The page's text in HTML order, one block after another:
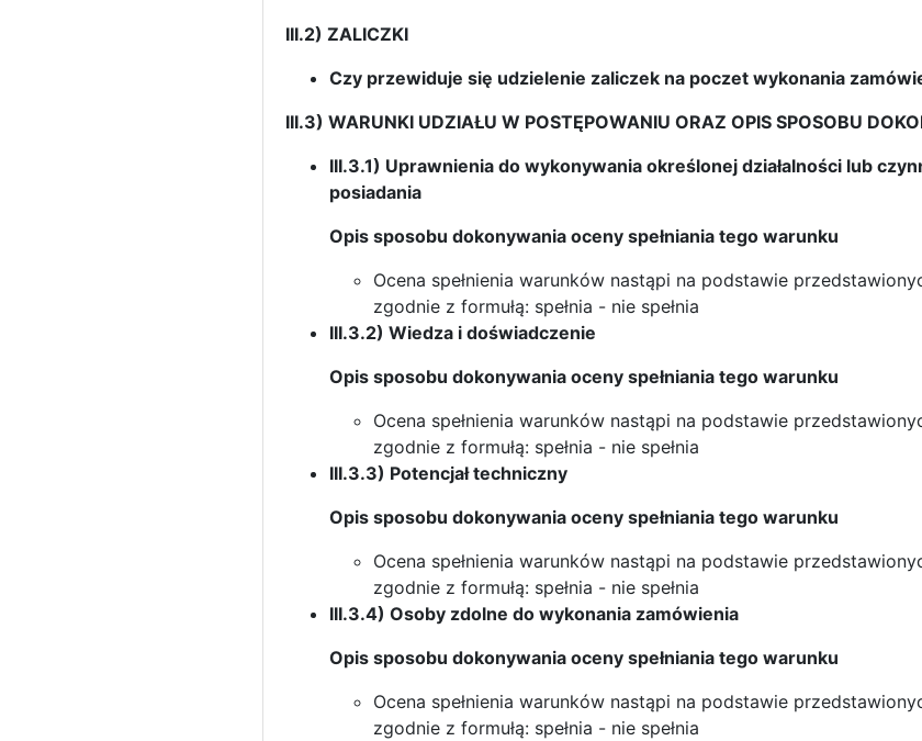
III.2) ZALICZKI
Czy przewiduje się udzielenie zaliczek na poczet wykonania
III.3) WARUNKI UDZIAŁU W POSTĘPOWANIU ORAZ OPIS SPOSOBU
III.3.1) Uprawnienia do wykonywania określonej działalności lub
posiadania
Opis sposobu dokonywania oceny spełniania tego warunku
Ocena spełnienia warunków nastąpi na podstawie
zgodnie z formułą: spełnia - nie spełnia
III.3.2) Wiedza i doświadczenie
Opis sposobu dokonywania oceny spełniania tego warunku
Ocena spełnienia warunków nastąpi na podstawie
zgodnie z formułą: spełnia - nie spełnia
III.3.3) Potencjał techniczny
Opis sposobu dokonywania oceny spełniania tego warunku
Ocena spełnienia warunków nastąpi na podstawie
zgodnie z formułą: spełnia - nie spełnia
III.3.4) Osoby zdolne do wykonania zamówienia
Opis sposobu dokonywania oceny spełniania tego warunku
Ocena spełnienia warunków nastąpi na podstawie
zgodnie z formułą: spełnia - nie spełnia